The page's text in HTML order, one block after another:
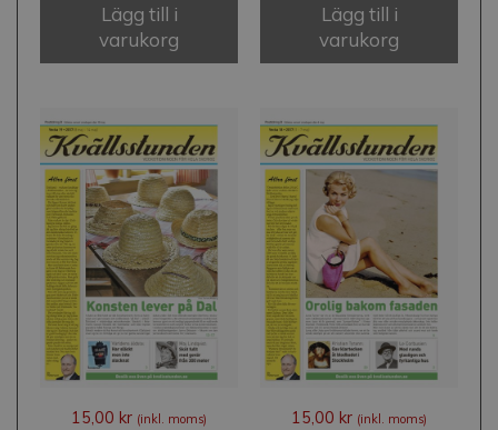
Lägg till i
varukorg
Lägg till i
varukorg
15,00 kr (inkl. moms) 15,00 kr (inkl. moms)